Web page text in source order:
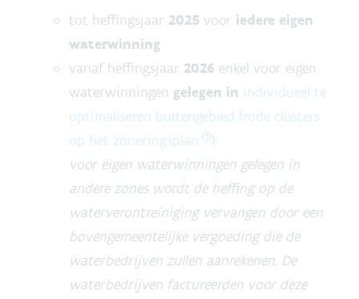
tot heffingsjaar 2025 voor iedere eigen
waterwinning
vanaf heffingsjaar 2026 enkel voor eigen
waterwinningen gelegen in individueel te
optimaliseren buitengebied (rode clusters
op het zoneringsplan
)
voor eigen waterwinningen gelegen in
andere zones wordt de heffing op de
waterverontreiniging vervangen door een
bovengemeentelijke vergoeding die de
waterbedrijven zullen aanrekenen. De
waterbedrijven factureerden voor deze